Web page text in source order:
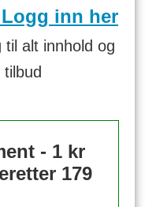
inn her
til alt innhold og
- 1 kr
179